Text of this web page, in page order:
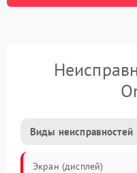
Виды неисправностей
Экран (дисплей)